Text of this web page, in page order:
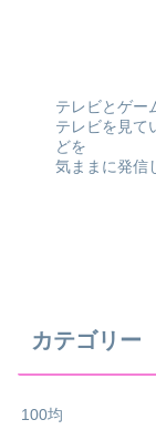
テレビとゲー
テレビを見て
どを
気ままに発信
カテゴリー
100均